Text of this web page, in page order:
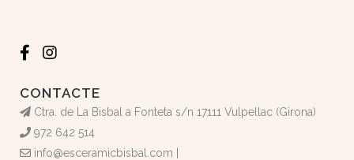
CONTACTE
Ctra. de La Bisbal a Fonteta s/n 17111 Vulpellac (Girona)
972 642 514
info@esceramicbisbal.com